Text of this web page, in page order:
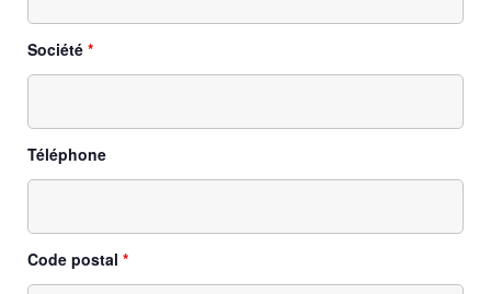
Société *
Téléphone
Code postal *